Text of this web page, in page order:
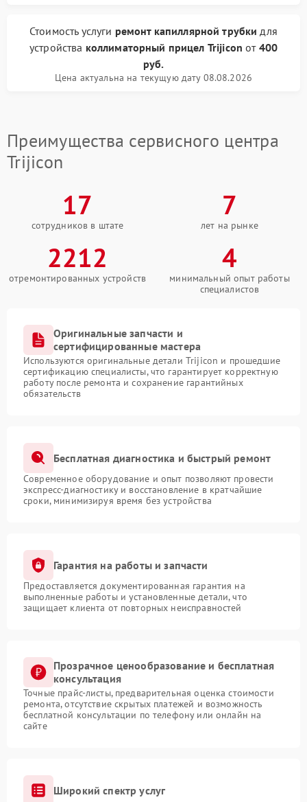
Стоимость услуги ремонт капиллярной трубки для
устройства коллиматорный прицел Trijicon от 400
руб.
Цена актуальна на текущую дату 08.08.2026
Преимущества сервисного центра
Trijicon
17
сотрудников в штате
7
лет на рынке
2212
отремонтированных устройств
4
минимальный опыт работы
специалистов
Оригинальные запчасти и
сертифицированные мастера
Используются оригинальные детали Trijicon и прошедшие
сертификацию специалисты, что гарантирует корректную
работу после ремонта и сохранение гарантийных
обязательств
Бесплатная диагностика и быстрый ремонт
Современное оборудование и опыт позволяют провести
экспресс-диагностику и восстановление в кратчайшие
сроки, минимизируя время без устройства
Гарантия на работы и запчасти
Предоставляется документированная гарантия на
выполненные работы и установленные детали, что
защищает клиента от повторных неисправностей
Прозрачное ценообразование и бесплатная
консультация
Точные прайс-листы, предварительная оценка стоимости
ремонта, отсутствие скрытых платежей и возможность
бесплатной консультации по телефону или онлайн на
сайте
Широкий спектр услуг